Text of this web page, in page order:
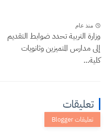
منذ عام
وزارة التربية تحدد ضوابط التقديم
إلى مدارس المتميزين وثانويات
كلية...
تعليقات